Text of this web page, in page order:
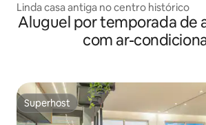
Linda casa antiga no centro histórico
Aluguel por temporada de
com ar-
Superhost
Superhost